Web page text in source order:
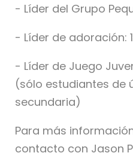
- Líder del Grupo
- Líder de adoración:
- Líder de Juego
(sólo estudiantes de
secundaria)
Para más
contacto con Jason